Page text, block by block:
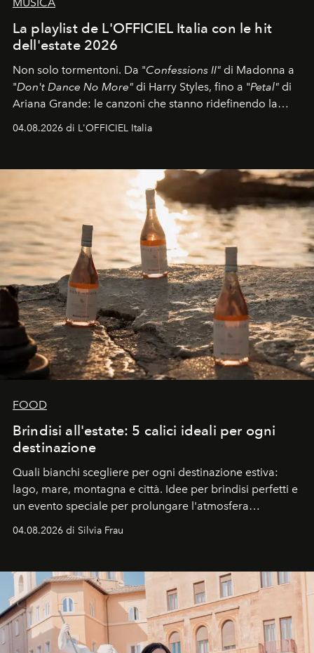
La playlist de L'OFFICIEL Italia con le hit
dell'estate 2026
Non solo tormentoni. Da "Confessions II" di Madonna a
"Don't Dance No More" di Harry Styles, fino a "Petal" di
Ariana Grande: le canzoni che stanno ridefinendo la
colonna sonora della stagione.
04.08.2026 di L'OFFICIEL Italia
FOOD
Brindisi all'estate: 5 calici ideali per ogni
destinazione
Quali bianchi scegliere per ogni destinazione estiva:
lago, mare, montagna e città. Idee per brindisi perfetti e
un evento speciale per prolungare l'atmosfera
04.08.2026 di Silvia Frau